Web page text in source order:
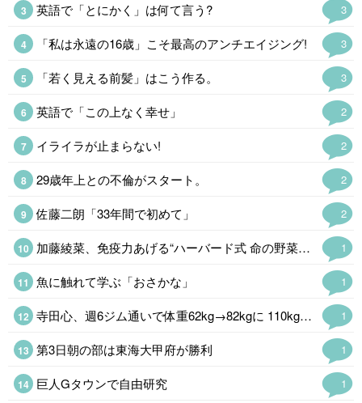
3
英語で「とにかく」は何て言う?
3
「私は永遠の16歳」こそ最高のアンチエイジング!
3
「若く見える前髪」はこう作る。
2
英語で「この上なく幸せ」
2
イライラが止まらない!
2
29歳年上との不倫がスタート。
2
佐藤二朗「33年間で初めて」
1
加藤綾菜、免疫力あげる“ハーバード式 命の野菜スープ公開「野菜たっぷりで…
1
魚に触れて学ぶ「おさかな」
1
寺田心、週6ジム通いで体重62kg→82kgに 110kgのベンチプレス…
1
第3日朝の部は東海大甲府が勝利
1
巨人Gタウンで自由研究